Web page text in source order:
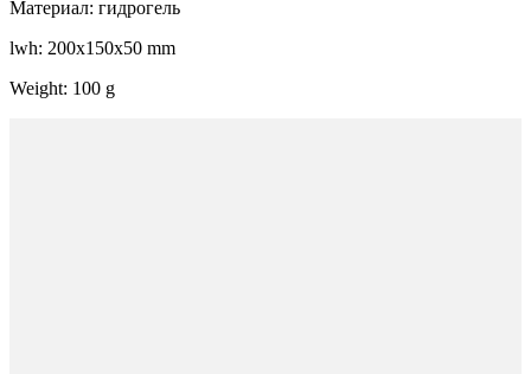
Материал: гидрогель
lwh: 200x150x50 mm
Weight: 100 g